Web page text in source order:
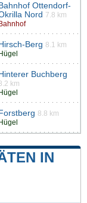
Ottendorf-
Nord 7.8 km
Bahnhof
Berg 8.1 km
Hügel
Buchberg
km
Hügel
8.8 km
Hügel
IN